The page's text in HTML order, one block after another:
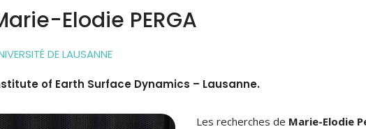
Elodie PERGA
DE LAUSANNE
of Earth Surface Dynamics – Lausanne.
Les recherches de Marie-Elodie